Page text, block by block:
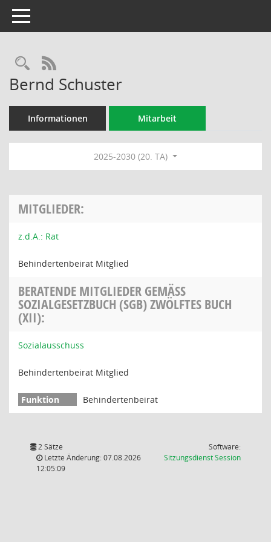
Toggle navigation
Rechercheauswahl
RSS-Feed
Bernd Schuster
Informationen Mitarbeit
2025-2030 (20. TA)
MITGLIEDER:
z.d.A.: Rat
Behindertenbeirat Mitglied
BERATENDE MITGLIEDER GEMÄSS S
OZIALGESETZBUCH (SGB) ZWÖLFTES BUCH (
XII):
Sozialausschuss
Behindertenbeirat Mitglied
Behindertenbeirat
2 Sätze
Letzte Änderung: 07.08.2026
12:05:09
Software:
SitzungsdienstSession(Wird in